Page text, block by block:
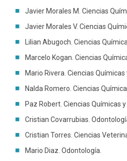
Javier Morales M. Ciencias
Javier Morales V. Ciencias
Lilian Abugoch. Ciencias
Marcelo Kogan. Ciencias
Mario Rivera. Ciencias Químicas
Nalda Romero. Ciencias
Paz Robert. Ciencias Químicas
Cristian Covarrubias.
Cristian Torres. Ciencias
Mario Diaz. Odontología.